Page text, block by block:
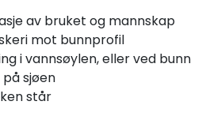
av bruket og mannskap
mot bunnprofil
i vannsøylen, eller ved bunn
sjøen
står